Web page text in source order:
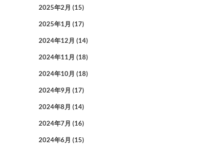
2025年2月 (15)
2025年1月 (17)
2024年12月 (14)
2024年11月 (18)
2024年10月 (18)
2024年9月 (17)
2024年8月 (14)
2024年7月 (16)
2024年6月 (15)